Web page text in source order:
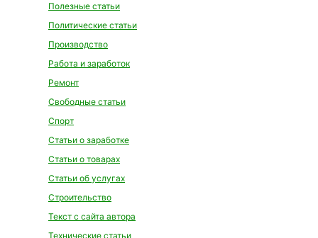
Полезные статьи
Политические статьи
Производство
Работа и заработок
Ремонт
Свободные статьи
Спорт
Статьи о заработке
Статьи о товарах
Статьи об услугах
Строительство
Текст с сайта автора
Технические статьи